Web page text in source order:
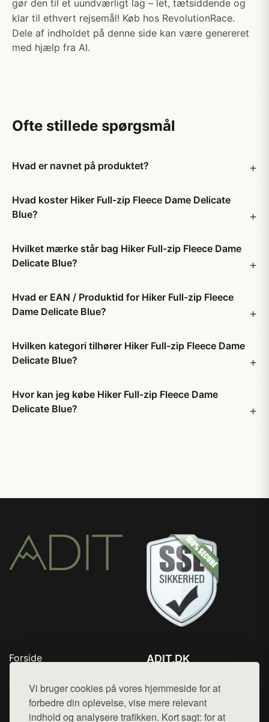
Vi bruger cookies på vores hjemmeside for at
forbedre din oplevelse, vise mere relevant
indhold og analysere trafikken. Kort sagt: for at
gør den til et uundværligt lag – let, tætsiddende og
klar til ethvert rejsemål! Køb hos RevolutionRace.
Dele af indholdet på denne side kan være genereret
med hjælp fra AI.
Ofte stillede spørgsmål
Hvad er navnet på produktet?
Hvad koster Hiker Full-zip Fleece Dame Delicate
Blue?
Hvilket mærke står bag Hiker Full-zip Fleece Dame
Delicate Blue?
Hvad er EAN / Produktid for Hiker Full-zip Fleece
Dame Delicate Blue?
Hvilken kategori tilhører Hiker Full-zip Fleece Dame
Delicate Blue?
Hvor kan jeg købe Hiker Full-zip Fleece Dame
Delicate Blue?
Forside
Top Rabatter
Blog
Kontakt
ADIT.DK
Mail: hej@want.dk